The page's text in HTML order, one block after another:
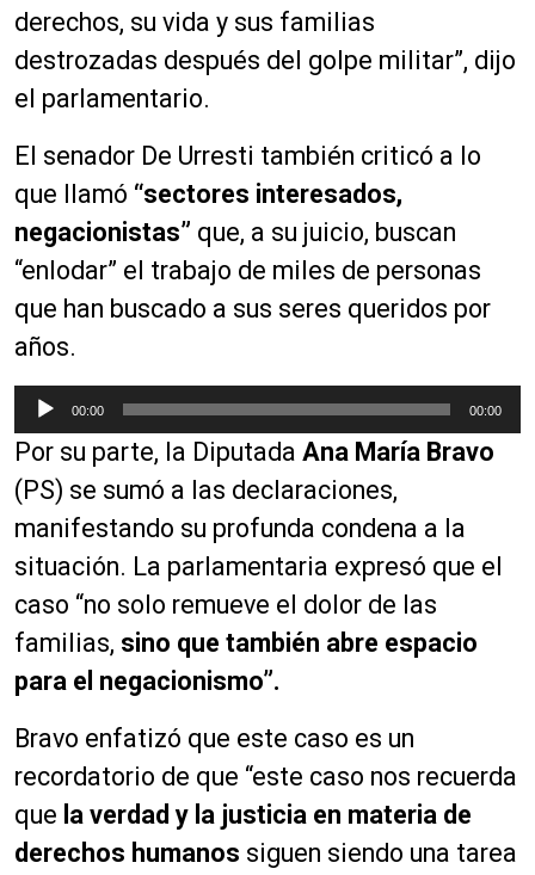
derechos, su vida y sus familias
destrozadas después del golpe militar”, dijo
el parlamentario.
El senador De Urresti también criticó a lo
que llamó “sectores interesados,
negacionistas” que, a su juicio, buscan
“enlodar” el trabajo de miles de personas
que han buscado a sus seres queridos por
años.
e
p
r
o
d
u
c
t
o
r
e
a
d
i
00:00 00:00
Por su parte, la Diputada Ana María Bravo
(PS) se sumó a las declaraciones,
manifestando su profunda condena a la
situación. La parlamentaria expresó que el
caso “no solo remueve el dolor de las
familias, sino que también abre espacio
para el negacionismo”.
Bravo enfatizó que este caso es un
recordatorio de que “este caso nos recuerda
que la verdad y la justicia en materia de
derechos humanos siguen siendo una tarea